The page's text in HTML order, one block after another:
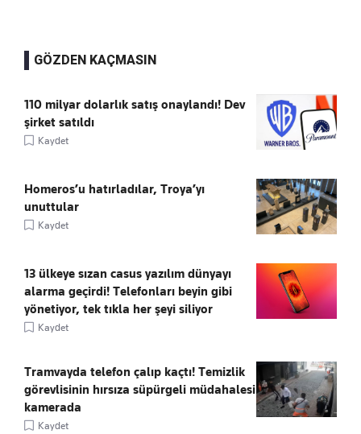
GÖZDEN KAÇMASIN
110 milyar dolarlık satış onaylandı! Dev
şirket satıldı
Kaydet
Homeros’u hatırladılar, Troya’yı
unuttular
Kaydet
13 ülkeye sızan casus yazılım dünyayı
alarma geçirdi! Telefonları beyin gibi
yönetiyor, tek tıkla her şeyi siliyor
Kaydet
Tramvayda telefon çalıp kaçtı! Temizlik
görevlisinin hırsıza süpürgeli müdahalesi
kamerada
Kaydet